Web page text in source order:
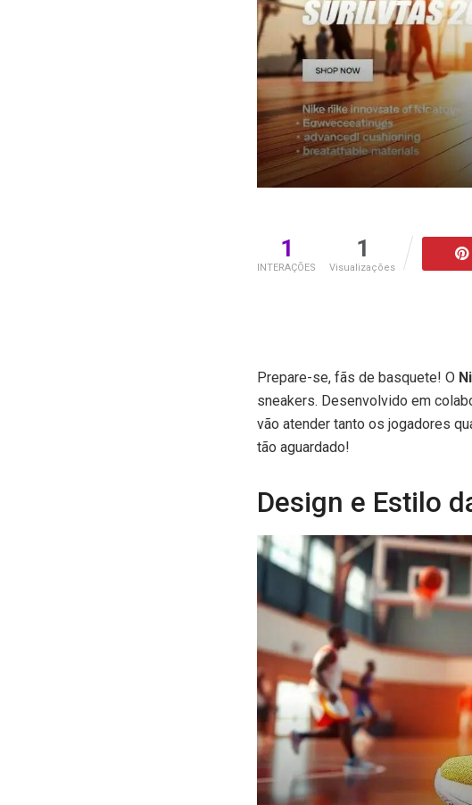
1
INTERAÇÕES
1
Visualizações
Prepare-se, fãs de basquete! O
sneakers. Desenvolvido em
vão atender tanto os jogadores
tão aguardado!
Design e Estilo